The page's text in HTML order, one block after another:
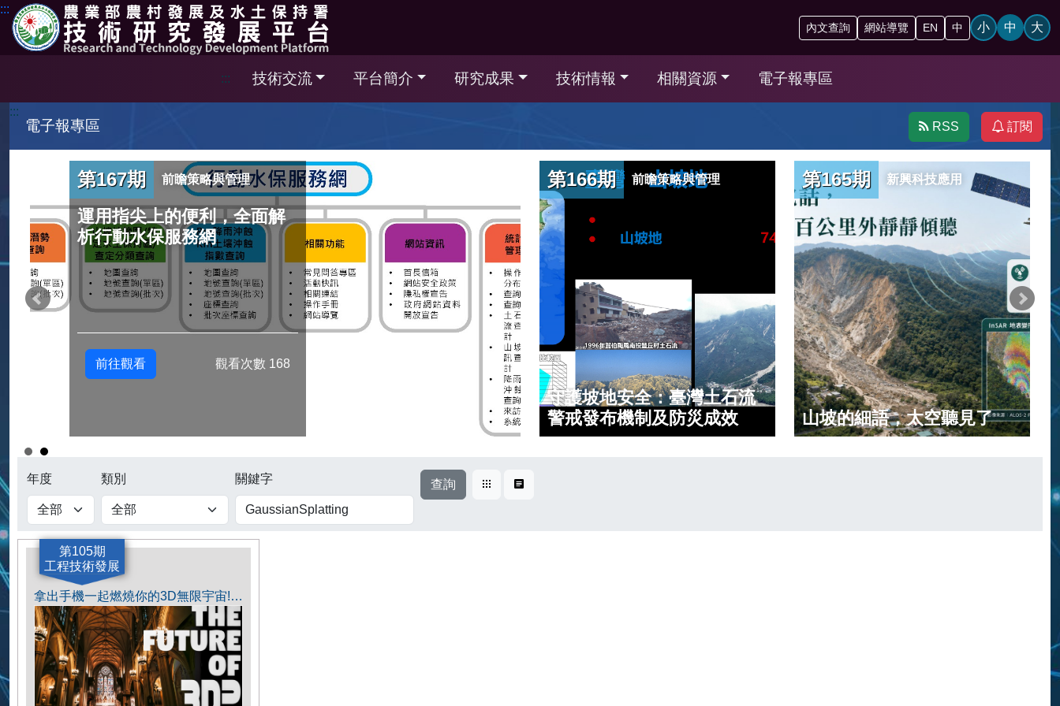
跳到主要內容區塊
內文查詢 網站導覽 EN 中 小 中 大
::: 技術交流 平台簡介 研究成果 技術情報 相關資源 電子報專區
:::
電子報專區 RSS 訂閱
:::
第167期 前瞻策略與管理
運用指尖上的便利，全面解
析行動水保服務網
前往觀看 觀看次數 168
第166期 前瞻策略與管理
守護坡地安全：臺灣土石流
警戒發布機制及防災成效
第165期 新興科技應用
山坡的細語，太空聽見了
年度 類別 關鍵字 查詢 卡片式表格式
第105期
工程技術發展
拿出手機一起燃燒你的3D無限宇宙!應用3D Gaussian Splatting法進行地球任何角落無限制範圍的AI手機建模介紹